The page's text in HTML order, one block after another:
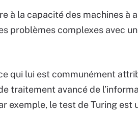
à la capacité des machines
problèmes complexes avec
qui lui est communément
traitement avancé de
exemple, le test de Turing